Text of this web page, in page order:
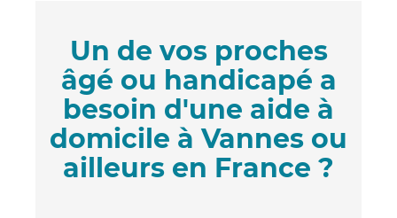
Un de vos proches
âgé ou handicapé a
besoin d'une aide à
domicile à Vannes ou
ailleurs en France ?